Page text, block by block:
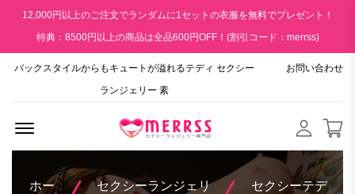
12,000円以上のご注文でランダムに1セットの衣服を無料でプレゼント！
特典：8500円以上の商品は全品600円OFF！(割引コード：merrss)
バックスタイルからもキュートが溢れるテディ セクシー
ランジェリー 素
お問い合わせ
ホー
セクシーランジェリ
セクシーテデ